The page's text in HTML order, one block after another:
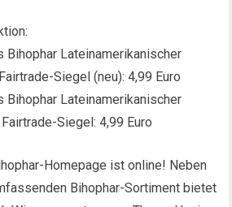
Bihophar Lateinamerikanischer
Siegel (neu): 4,99 Euro
Bihophar Lateinamerikanischer
Siegel: 4,99 Euro
Homepage ist online! Neben
Bihophar-Sortiment bietet